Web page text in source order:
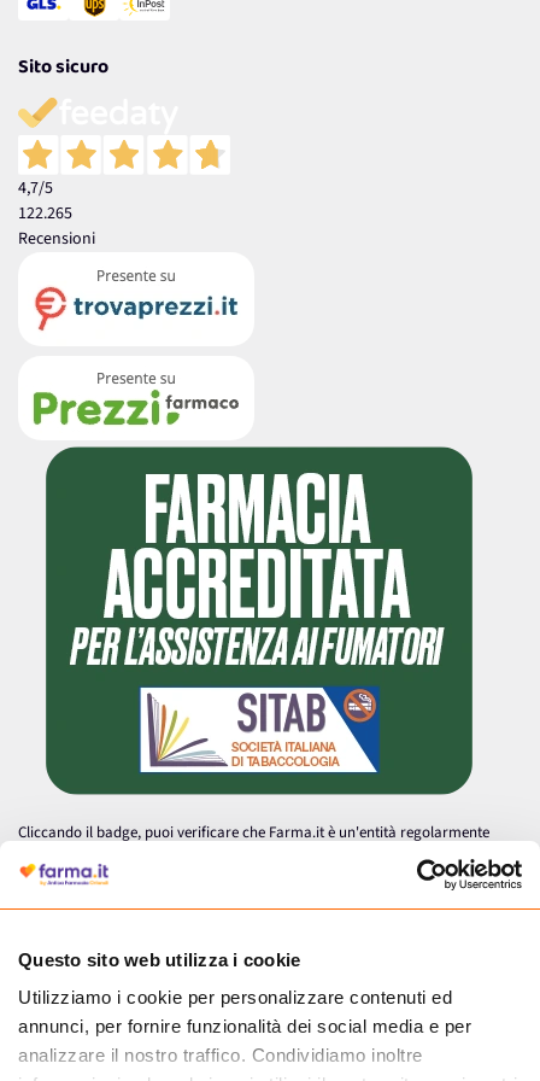
Questo sito web utilizza i cookie
Utilizziamo i cookie per personalizzare contenuti ed
annunci, per fornire funzionalità dei social media e per
analizzare il nostro traffico. Condividiamo inoltre
Sito sicuro
4,7/5
122.265
Recensioni
Cliccando il badge, puoi verificare che Farma.it è un'entità regolarmente
autorizzata dal Ministero della Salute a effettuare la vendita online di
medicinali.